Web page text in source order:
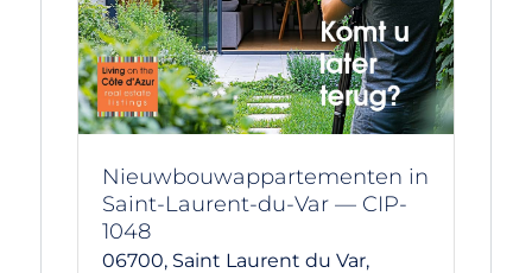
Nieuwbouwappartementen in
Saint-Laurent-du-Var — CIP-
1048
06700, Saint Laurent du Var,